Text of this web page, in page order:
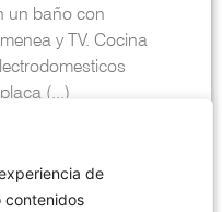
de
contenidos
un baño con
y TV. Cocina
(...)